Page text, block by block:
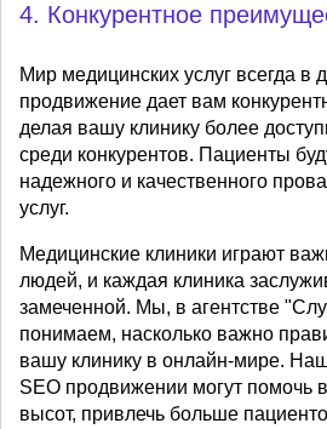
4. Конкурентное
Мир медицинских услуг всегда в
продвижение дает вам
делая вашу клинику более
среди конкурентов. Пациенты
надежного и качественного
услуг.
Медицинские клиники играют
людей, и каждая клиника
замеченной. Мы, в агентстве
понимаем, насколько важно
вашу клинику в онлайн-мире. Наш
SEO продвижении могут помочь
высот, привлечь больше